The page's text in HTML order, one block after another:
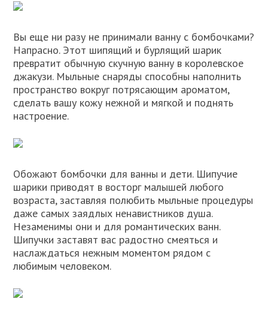
Вы еще ни разу не принимали ванну с бомбочками?
Напрасно. Этот шипящий и бурлящий шарик
превратит обычную скучную ванну в королевское
джакузи. Мыльные снаряды способны наполнить
пространство вокруг потрясающим ароматом,
сделать вашу кожу нежной и мягкой и поднять
настроение.
Обожают бомбочки для ванны и дети. Шипучие
шарики приводят в восторг малышей любого
возраста, заставляя полюбить мыльные процедуры
даже самых заядлых ненавистников душа.
Незаменимы они и для романтических ванн.
Шипучки заставят вас радостно смеяться и
наслаждаться нежным моментом рядом с
любимым человеком.